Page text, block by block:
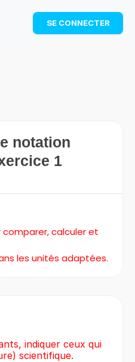
: révise les maths cet
et progresse avec des
SE CONNECTER
notation
1
comparer, calculer et
les unités adaptées.
indiquer ceux qui
scientifique.